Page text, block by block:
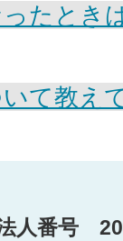
たとき
て教え
人番号